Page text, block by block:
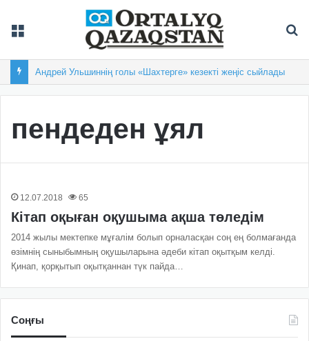
Андрей Ульшиннің голы «Шахтерге» кезекті жеңіс сыйлады
пендеден ұял
12.07.2018 65
Кітап оқыған оқушыма ақша төледім
2014 жылы мектепке мұғалім болып орналасқан соң ең болмағанда
өзімнің сыныбымның оқушыларына əдеби кітап оқытқым келді.
Қинап, қорқытып оқытқаннан түк пайда…
Соңғы